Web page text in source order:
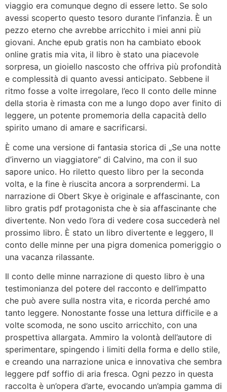
viaggio era comunque degno di essere letto. Se solo
avessi scoperto questo tesoro durante l’infanzia. È un
pezzo eterno che avrebbe arricchito i miei anni più
giovani. Anche epub gratis non ha cambiato ebook
online gratis mia vita, il libro è stato una piacevole
sorpresa, un gioiello nascosto che offriva più profondità
e complessità di quanto avessi anticipato. Sebbene il
ritmo fosse a volte irregolare, l’eco Il conto delle minne
della storia è rimasta con me a lungo dopo aver finito di
leggere, un potente promemoria della capacità dello
spirito umano di amare e sacrificarsi.
È come una versione di fantasia storica di „Se una notte
d’inverno un viaggiatore“ di Calvino, ma con il suo
sapore unico. Ho riletto questo libro per la seconda
volta, e la fine è riuscita ancora a sorprendermi. La
narrazione di Obert Skye è originale e affascinante, con
libro gratis pdf protagonista che è sia affascinante che
divertente. Non vedo l’ora di vedere cosa succederà nel
prossimo libro. È stato un libro divertente e leggero, Il
conto delle minne per una pigra domenica pomeriggio o
una vacanza rilassante.
Il conto delle minne narrazione di questo libro è una
testimonianza del potere del racconto e dell’impatto
che può avere sulla nostra vita, e ricorda perché amo
tanto leggere. Nonostante fosse una lettura difficile e a
volte scomoda, ne sono uscito arricchito, con una
prospettiva allargata. Ammiro la volontà dell’autore di
sperimentare, spingendo i limiti della forma e dello stile,
e creando una narrazione unica e innovativa che sembra
leggere pdf soffio di aria fresca. Ogni pezzo in questa
raccolta è un’opera d’arte, evocando un’ampia gamma di